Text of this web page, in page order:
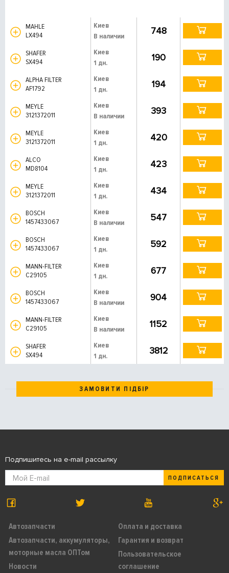
MAHLE
LX494
Киев
В наличии
748
SHAFER
SX494
Киев
1 дн.
190
ALPHA FILTER
AF1792
Киев
1 дн.
194
MEYLE
3121372011
Киев
В наличии
393
MEYLE
3121372011
Киев
1 дн.
420
ALCO
MD8104
Киев
1 дн.
423
MEYLE
3121372011
Киев
1 дн.
434
BOSCH
1457433067
Киев
В наличии
547
BOSCH
1457433067
Киев
1 дн.
592
MANN-FILTER
C29105
Киев
1 дн.
677
BOSCH
1457433067
Киев
В наличии
904
MANN-FILTER
C29105
Киев
В наличии
1152
SHAFER
SX494
Киев
1 дн.
3812
ЗАМОВИТИ ПІДБІР
Автозапчасти
Автозапчасти, аккумуляторы,
моторные масла ОПТом
Новости
Оплата и доставка
Гарантия и возврат
Пользовательское
соглашение
Подпишитесь на e-mail рассылку
ПОДПИСАТЬСЯ